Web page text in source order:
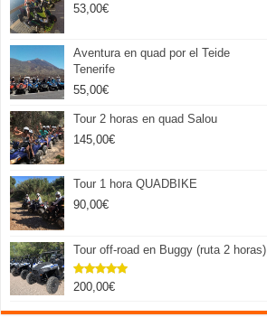
53,00€
Aventura en quad por el Teide
Tenerife
55,00€
Tour 2 horas en quad Salou
145,00€
Tour 1 hora QUADBIKE
90,00€
Tour off-road en Buggy (ruta 2 horas)
Valorado
de 5
200,00€